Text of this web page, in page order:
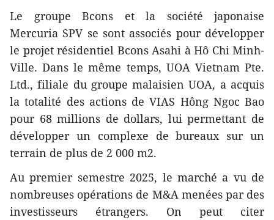
Le groupe Bcons et la société japonaise
Mercuria SPV se sont associés pour développer
le projet résidentiel Bcons Asahi à Hô Chi Minh-
Ville. Dans le même temps, UOA Vietnam Pte.
Ltd., filiale du groupe malaisien UOA, a acquis
la totalité des actions de VIAS Hông Ngoc Bao
pour 68 millions de dollars, lui permettant de
développer un complexe de bureaux sur un
terrain de plus de 2 000 m2.
Au premier semestre 2025, le marché a vu de
nombreuses opérations de M&A menées par des
investisseurs étrangers. On peut citer